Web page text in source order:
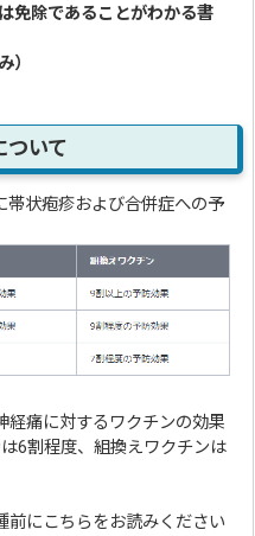
免除であることがわかる書
）
ついて
帯状疱疹および合併症への予
経痛に対するワクチンの効果
6割程度、組換えワクチンは
にこちらをお読みください